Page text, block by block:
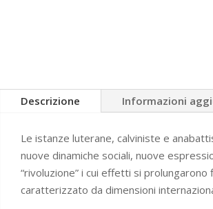
Descrizione Informazioni
Le istanze luterane, calviniste e
nuove dinamiche sociali, nuove
“rivoluzione” i cui effetti si
caratterizzato da dimensioni